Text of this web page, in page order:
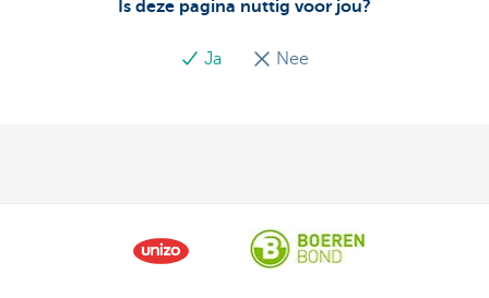
Is deze pagina nuttig voor jou?
Ja Nee